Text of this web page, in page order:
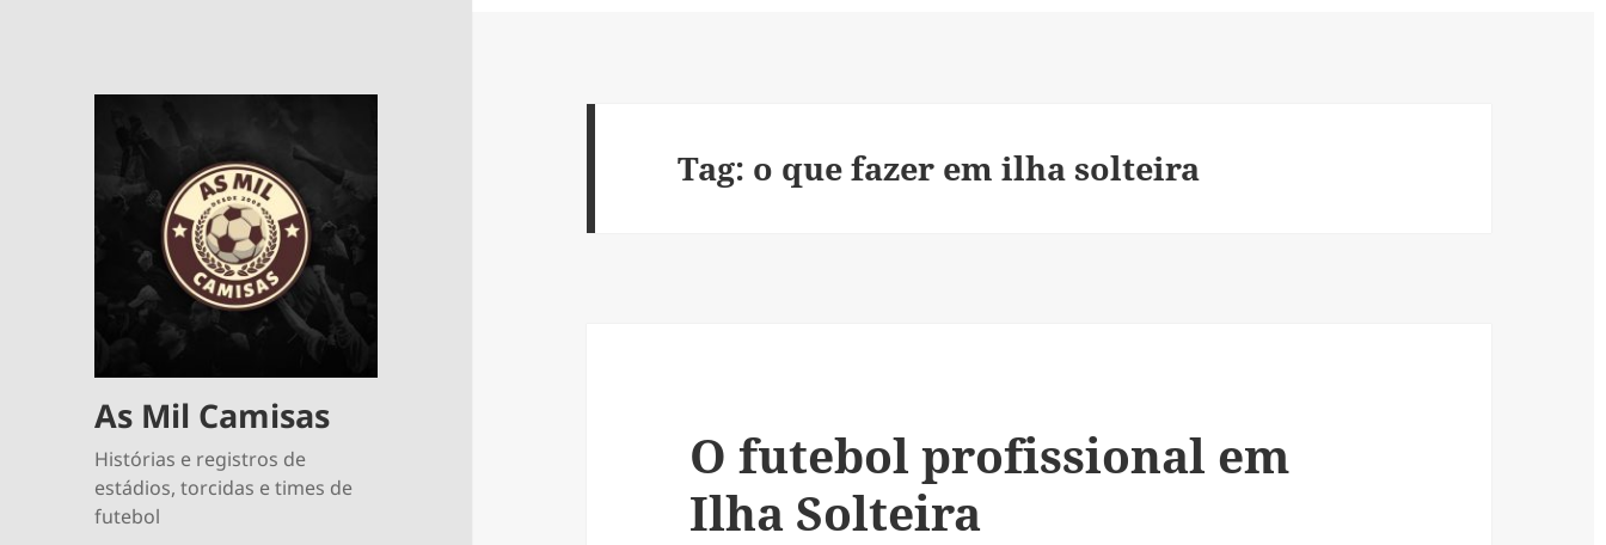
As Mil Camisas
Histórias e registros de
estádios, torcidas e times de
futebol
Tag: o que fazer em ilha solteira
O futebol profissional em
Ilha Solteira